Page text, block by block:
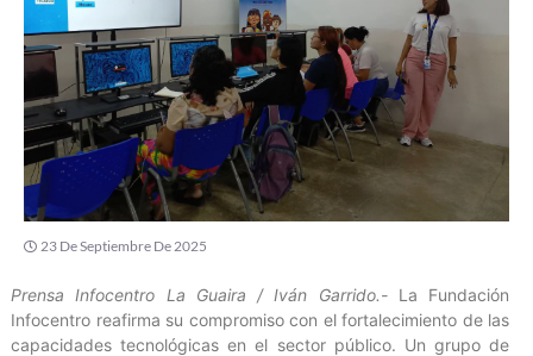
23 De Septiembre De 2025
Prensa Infocentro La Guaira / Iván Garrido.- La Fundación
Infocentro reafirma su compromiso con el fortalecimiento de las
capacidades tecnológicas en el sector público. Un grupo de